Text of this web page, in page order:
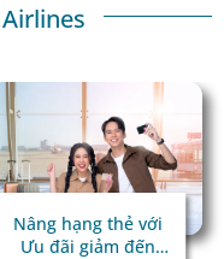
Nâng hạng thẻ với
Ưu đãi giảm đến